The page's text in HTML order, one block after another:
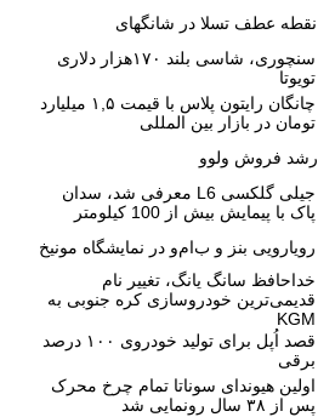
نقطه عطف تسلا در شانگهای
سنچوری، شاسی بلند ۱۷۰هزار دلاری
تویوتا
چانگان رایتون پلاس با قیمت ۱,۵ میلیارد
تومان در بازار بین المللی
رشد فروش ولوو
جیلی گلکسی L6 معرفی شد، سدان
پاک با پیمایش بیش از 100 کیلومتر
رویارویی بنز و ب‌ام‌و در نمایشگاه مونیخ
خداحافظ سانگ یانگ، تغییر نام
قدیمی‌ترین خودروسازی کره جنوبی به
KGM
قصد اُپل برای تولید خودروی ۱۰۰ درصد
برقی
اولین هیوندای سوناتا تمام چرخ محرک
پس از ۳۸ سال رونمایی شد